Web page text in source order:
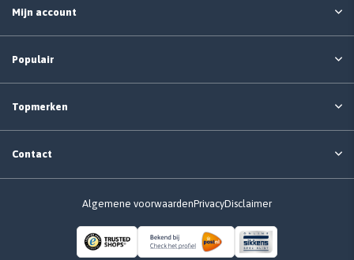
Mijn account
Populair
Topmerken
Contact
Algemene voorwaardenPrivacyDisclaimer